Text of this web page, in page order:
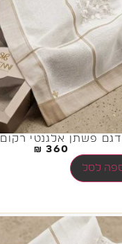
פשתן אלגנטי רקום 3.5 מטר
360
₪
לסל